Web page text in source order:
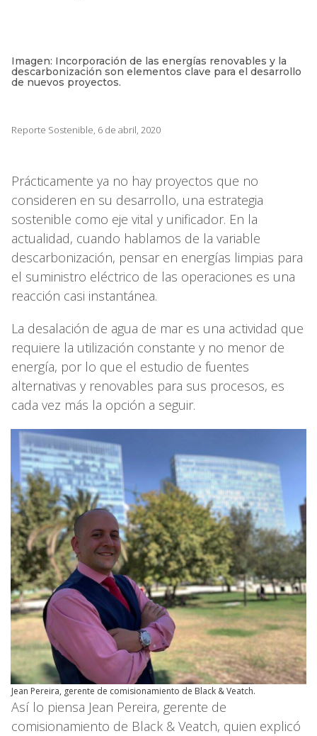
Imagen: Incorporación de las energías renovables y la
descarbonización son elementos clave para el desarrollo
de nuevos proyectos.
Reporte Sostenible, 6 de abril, 2020
Prácticamente ya no hay proyectos que no
consideren en su desarrollo, una estrategia
sostenible como eje vital y unificador. En la
actualidad, cuando hablamos de la variable
descarbonización, pensar en energías limpias para
el suministro eléctrico de las operaciones es una
reacción casi instantánea.
La desalación de agua de mar es una actividad que
requiere la utilización constante y no menor de
energía, por lo que el estudio de fuentes
alternativas y renovables para sus procesos, es
cada vez más la opción a seguir.
Jean Pereira, gerente de comisionamiento de Black & Veatch.
Así lo piensa Jean Pereira, gerente de
comisionamiento de Black & Veatch, quien explicó